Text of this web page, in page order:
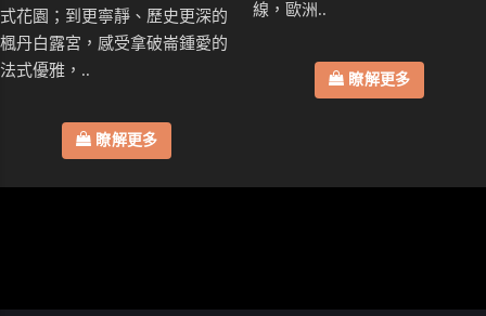
式花園；到更寧靜、歷史更深的
楓丹白露宮，感受拿破崙鍾愛的
法式優雅，..
瞭解更多
線，歐洲..
瞭解更多